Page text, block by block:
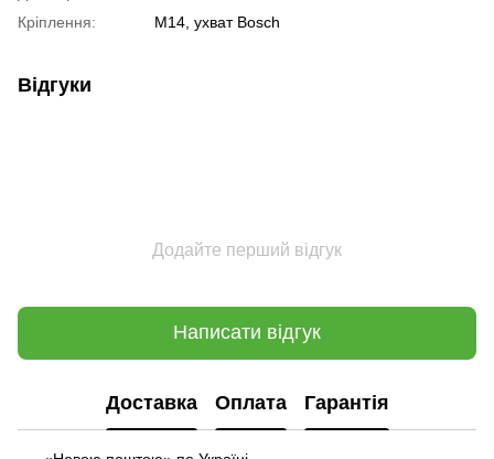
Кріплення:
М14, ухват Bosch
Відгуки
Додайте перший відгук
Написати відгук
Доставка Оплата Гарантія